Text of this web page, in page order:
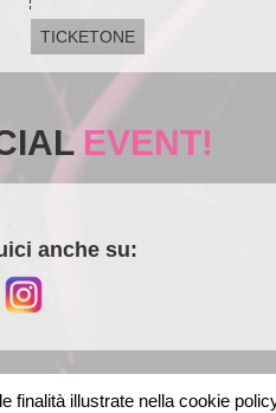
TICKETONE
EVENT!
anche su:
finalità illustrate nella cookie